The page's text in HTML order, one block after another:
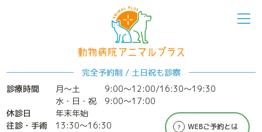
完全予約制 / 土日祝も診察
診療時間
月～土
9:00〜12:00/16:30〜19:30
水・日・祝 9:00〜17:00
休診日
年末年始
往診・手術
13:30〜16:30
ホーム アニマルプラスについて